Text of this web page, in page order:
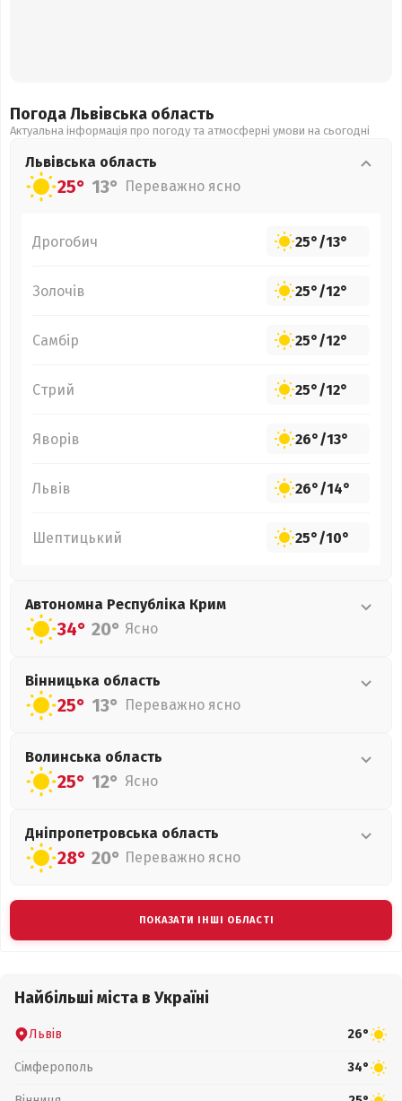
Погода Львівська область
Актуальна інформація про погоду та атмосферні умови на сьогодні
Львівська область
25° 13° Переважно ясно
Дрогобич 25°/13°
Золочів 25°/12°
Самбір 25°/12°
Стрий 25°/12°
Яворів 26°/13°
Львів 26°/14°
Шептицький 25°/10°
Автономна Республіка Крим
34° 20° Ясно
Вінницька область
25° 13° Переважно ясно
Волинська область
25° 12° Ясно
Дніпропетровська область
28° 20° Переважно ясно
ПОКАЗАТИ ІНШІ ОБЛАСТІ
Найбільші міста в Україні
Львів 26°
Сімферополь 34°